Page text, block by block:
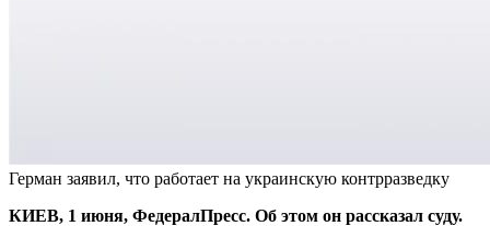
Герман заявил, что работает на украинскую контрразведку
КИЕВ, 1 июня, ФедералПресс. Об этом он рассказал суду.